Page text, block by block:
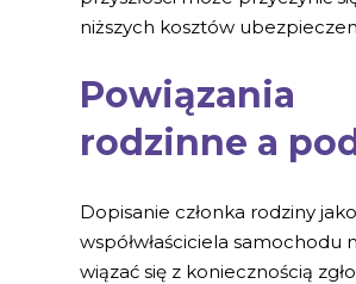
niższych kosztów
Powiązania
rodzinne a
Dopisanie członka rodziny jako
współwłaściciela samochodu
wiązać się z koniecznością